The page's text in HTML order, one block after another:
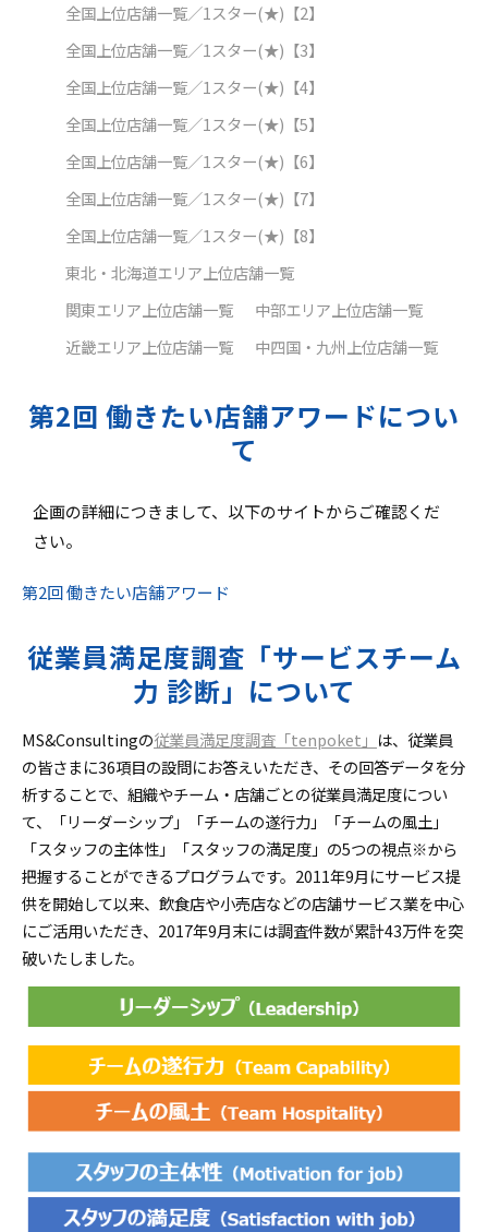
全国上位店舗一覧／1スター(★)【2】
全国上位店舗一覧／1スター(★)【3】
全国上位店舗一覧／1スター(★)【4】
全国上位店舗一覧／1スター(★)【5】
全国上位店舗一覧／1スター(★)【6】
全国上位店舗一覧／1スター(★)【7】
全国上位店舗一覧／1スター(★)【8】
東北・北海道エリア上位店舗一覧
関東エリア上位店舗一覧
中部エリア上位店舗一覧
近畿エリア上位店舗一覧
中四国・九州上位店舗一覧
第2回 働きたい店舗アワードについ
て
企画の詳細につきまして、以下のサイトからご確認くだ
さい。
第2回 働きたい店舗アワード
従業員満足度調査「サービスチーム
力 診断」について
MS&Consultingの従業員満足度調査「tenpoket」 は、従業員
の皆さまに36項目の設問にお答えいただき、その回答データを分
析することで、組織やチーム・店舗ごとの従業員満足度につい
て、「リーダーシップ」「チームの遂行力」「チームの風土」
「スタッフの主体性」「スタッフの満足度」の5つの視点※から
把握することができるプログラムです。2011年9月にサービス提
供を開始して以来、飲食店や小売店などの店舗サービス業を中心
にご活用いただき、2017年9月末には調査件数が累計43万件を突
破いたしました。